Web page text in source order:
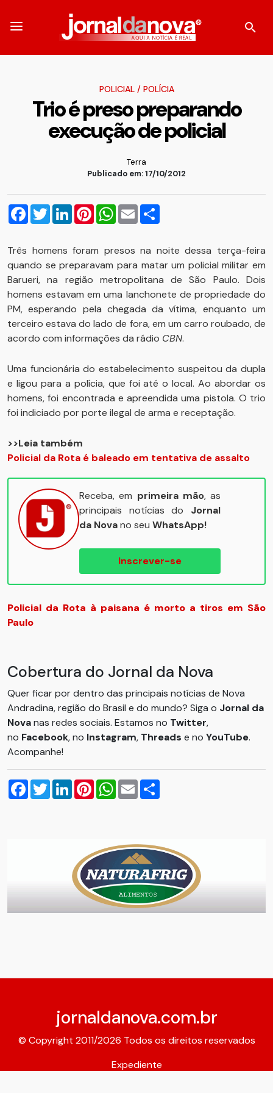
POLICIAL/ POLÍCIA
Trio é preso preparando
execução de policial
Terra
Publicado em: 17/10/2012
Facebook
TwitterLinkedInPinterestWhatsApp
Email
Três homens foram presos na noite dessa terça-feira
quando se preparavam para matar um policial militar em
Barueri, na região metropolitana de São Paulo. Dois
homens estavam em uma lanchonete de propriedade do
PM, esperando pela chegada da vítima, enquanto um
terceiro estava do lado de fora, em um carro roubado, de
acordo com informações da rádio CBN.
Uma funcionária do estabelecimento suspeitou da dupla
e ligou para a polícia, que foi até o local. Ao abordar os
homens, foi encontrada e apreendida uma pistola. O trio
foi indiciado por porte ilegal de arma e receptação.
>>Leia também
Policial da Rota é baleado em tentativa de assalto
Receba, em primeira mão, as
principais notícias do Jornal
da Novano seu WhatsApp!
Inscrever-se
Policial da Rota à paisana é morto a tiros em São
Paulo
Cobertura do Jornal da Nova
Quer ficar por dentro das principais notícias de Nova
Andradina, região do Brasil e do mundo? Siga o Jornal da
Novanas redes sociais. Estamos no Twitter,
no Facebook, no Instagram, Threads e no YouTube.
Acompanhe!
Facebook
TwitterLinkedInPinterestWhatsApp
Email
jornaldanova.com.br
© Copyright 2011/2026 Todos os direitos reservados
Expediente